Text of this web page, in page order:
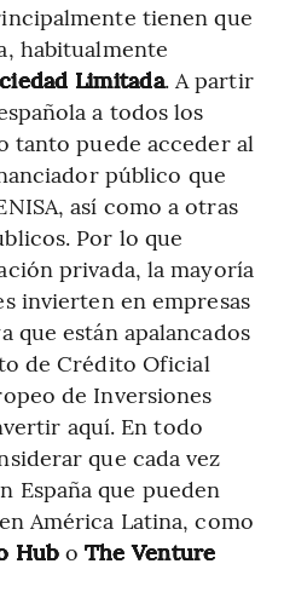
tienen que
habitualmente
Limitada. A partir
a todos los
tanto puede acceder al
público que
así como a otras
Por lo que
privada, la mayoría
invierten en empresas
que están apalancados
de Crédito Oficial
de Inversiones
aquí. En todo
que cada vez
España que pueden
América Latina, como
Hubo The Venture